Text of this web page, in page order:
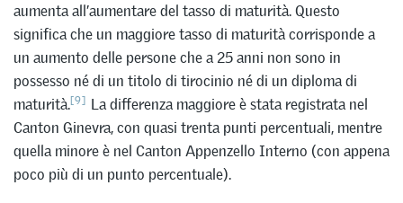
aumenta all’aumentare del tasso di maturità. Questo
significa che un maggiore tasso di maturità corrisponde a
un aumento delle persone che a 25 anni non sono in
possesso né di un titolo di tirocinio né di un diploma di
maturità.[9] La differenza maggiore è stata registrata nel
Canton Ginevra, con quasi trenta punti percentuali, mentre
quella minore è nel Canton Appenzello Interno (con appena
poco più di un punto percentuale).